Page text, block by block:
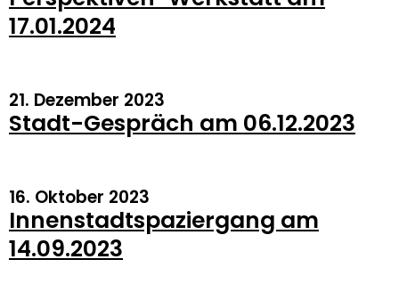
17.01.2024
21. Dezember 2023
Stadt-Gespräch am 06.12.2023
16. Oktober 2023
Innenstadtspaziergang am
14.09.2023